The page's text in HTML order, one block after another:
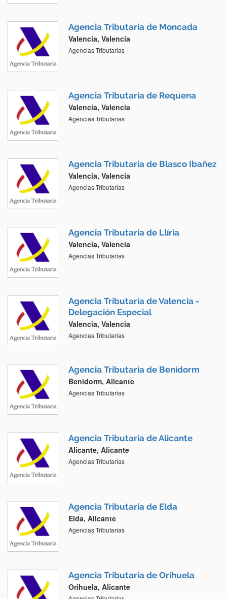
Agencia Tributaria de Moncada
Valencia, Valencia
Agencias Tributarias
Agencia Tributaria de Requena
Valencia, Valencia
Agencias Tributarias
Agencia Tributaria de Blasco Ibañez
Valencia, Valencia
Agencias Tributarias
Agencia Tributaria de Llíria
Valencia, Valencia
Agencias Tributarias
Agencia Tributaria de Valencia -
Delegación Especial
Valencia, Valencia
Agencias Tributarias
Agencia Tributaria de Benidorm
Benidorm, Alicante
Agencias Tributarias
Agencia Tributaria de Alicante
Alicante, Alicante
Agencias Tributarias
Agencia Tributaria de Elda
Elda, Alicante
Agencias Tributarias
Agencia Tributaria de Orihuela
Orihuela, Alicante